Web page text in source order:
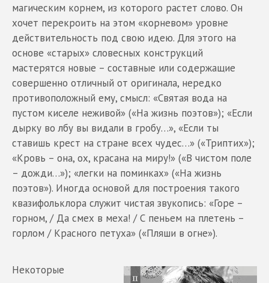
магическим корнем, из которого растет слово. Он
хочет перекроить на этом «корневом» уровне
действительность под свою идею. Для этого на
основе «старых» словесных конструкций
мастерятся новые – составные или содержащие
совершенно отличный от оригинала, нередко
противоположный ему, смысл: «Святая вода на
пустом киселе неживой» («На жизнь поэтов»); «Если
дырку во лбу вы видали в гробу…», «Если ты
ставишь крест на стране всех чудес…» («Триптих»);
«Кровь – она, ох, красана на миру!» («В чистом поле
– дожди…»); «легки на поминках» («На жизнь
поэтов»). Иногда основой для построения такого
квазифольклора служит чистая звукопись: «Горе –
горном, / Да смех в меха! / С пеньем на плетень –
горлом / Красного петуха» («Пляши в огне»).
Некоторые